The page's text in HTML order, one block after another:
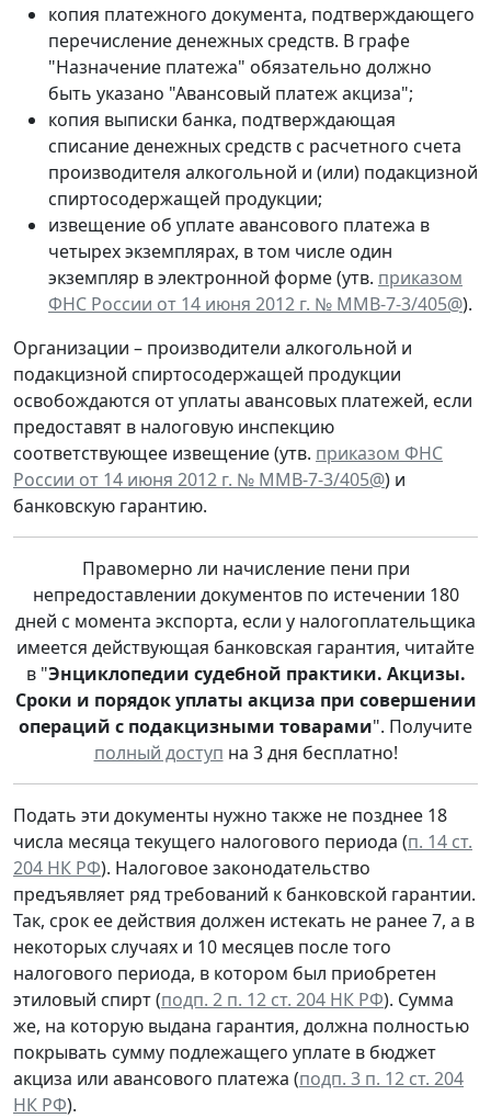
копия платежного документа, подтверждающего
перечисление денежных средств. В графе
"Назначение платежа" обязательно должно
быть указано "Авансовый платеж акциза";
копия выписки банка, подтверждающая
списание денежных средств с расчетного счета
производителя алкогольной и (или) подакцизной
спиртосодержащей продукции;
извещение об уплате авансового платежа в
четырех экземплярах, в том числе один
экземпляр в электронной форме (утв. приказом
ФНС России от 14 июня 2012 г. № ММВ-7-3/405@).
Организации – производители алкогольной и
подакцизной спиртосодержащей продукции
освобождаются от уплаты авансовых платежей, если
предоставят в налоговую инспекцию
соответствующее извещение (утв. приказом ФНС
России от 14 июня 2012 г. № ММВ-7-3/405@) и
банковскую гарантию.
Правомерно ли начисление пени при
непредоставлении документов по истечении 180
дней с момента экспорта, если у налогоплательщика
имеется действующая банковская гарантия, читайте
в "Энциклопедии судебной практики. Акцизы.
Сроки и порядок уплаты акциза при совершении
операций с подакцизными товарами". Получите
полный доступ на 3 дня бесплатно!
Подать эти документы нужно также не позднее 18
числа месяца текущего налогового периода (п. 14 ст.
204 НК РФ). Налоговое законодательство
предъявляет ряд требований к банковской гарантии.
Так, срок ее действия должен истекать не ранее 7, а в
некоторых случаях и 10 месяцев после того
налогового периода, в котором был приобретен
этиловый спирт (подп. 2 п. 12 ст. 204 НК РФ). Сумма
же, на которую выдана гарантия, должна полностью
покрывать сумму подлежащего уплате в бюджет
акциза или авансового платежа (подп. 3 п. 12 ст. 204
НК РФ).